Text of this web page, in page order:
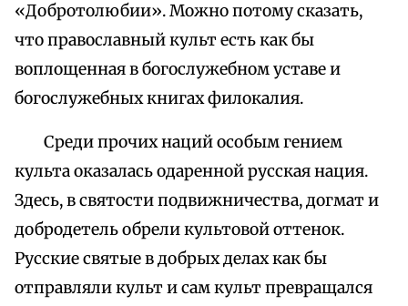
«Добротолюбии». Можно потому сказать,
что православный культ есть как бы
воплощенная в богослужебном уставе и
богослужебных книгах филокалия.
Среди прочих наций особым гением
культа оказалась одаренной русская нация.
Здесь, в святости подвижничества, догмат и
добродетель обрели культовой оттенок.
Русские святые в добрых делах как бы
отправляли культ и сам культ превращался